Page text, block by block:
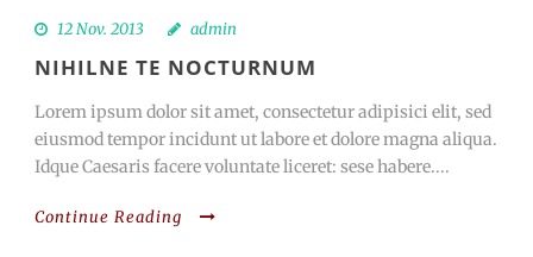
12 Nov. 2013 admin
NIHILNE TE NOCTURNUM
Lorem ipsum dolor sit amet, consectetur adipisici elit, sed
eiusmod tempor incidunt ut labore et dolore magna aliqua.
Idque Caesaris facere voluntate liceret: sese habere....
Continue Reading